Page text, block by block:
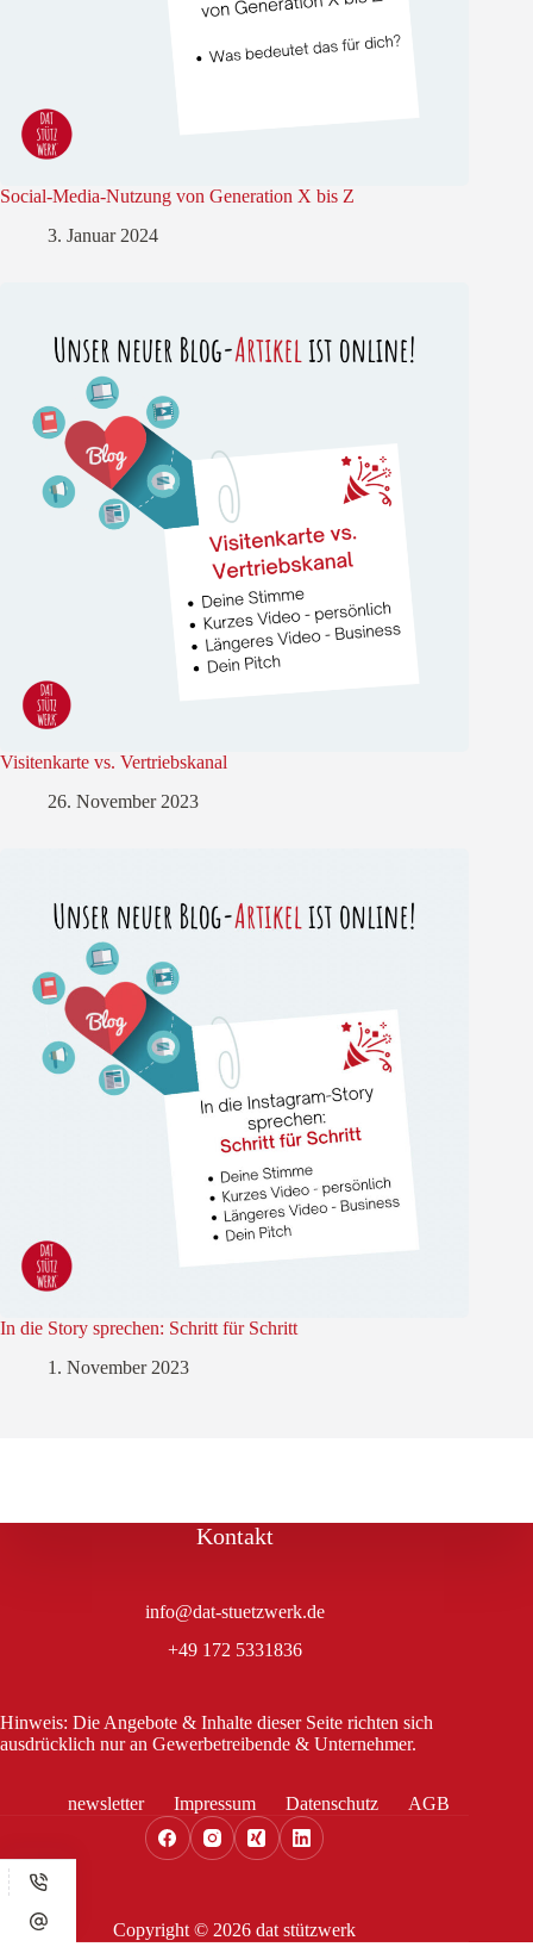
Social-Media-Nutzung von Generation X bis Z
3. Januar 2024
Visitenkarte vs. Vertriebskanal
26. November 2023
In die Story sprechen: Schritt für Schritt
1. November 2023
Kontakt
info@dat-stuetzwerk.de
+49 172 5331836
Hinweis: Die Angebote & Inhalte dieser Seite richten sich
ausdrücklich nur an Gewerbetreibende & Unternehmer.
newsletter Impressum Datenschutz AGB
Copyright © 2026 dat stützwerk